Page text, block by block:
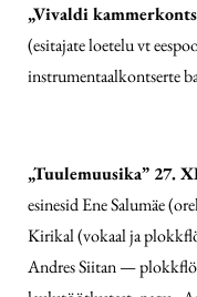
„Vivaldi
(esitajate loetelu vt
instrumentaalkontserte
„Tuulemuusika” 27.
esinesid Ene Salumäe
Kirikal (vokaal ja
Andres Siitan —